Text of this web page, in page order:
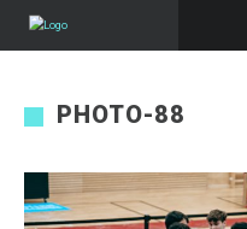
PHOTO-88